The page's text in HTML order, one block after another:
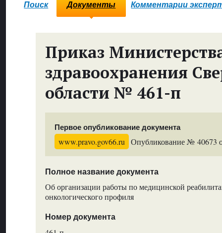
Поиск Документы Комментарии
Приказ
здравоохранения
области № 461-п
Первое опубликование документа
www.pravo.gov66.ru Опубликование № 40673
Полное название документа
Об организации работы по медицинской
онкологического профиля
Номер документа